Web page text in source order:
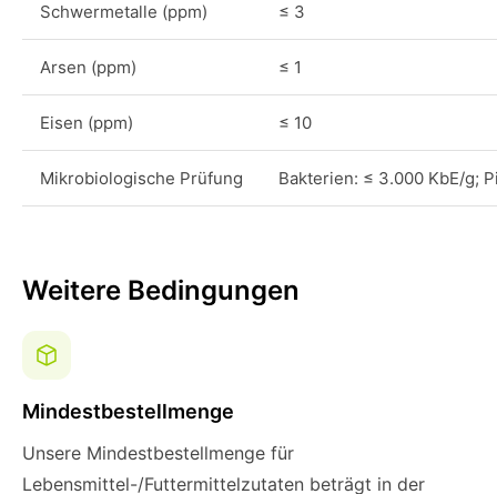
Schwermetalle (ppm) ≤ 3
Arsen (ppm) ≤ 1
Eisen (ppm) ≤ 10
Mikrobiologische Prüfung Bakterien: ≤ 3.000 KbE/g;
Weitere Bedingungen
Mindestbestellmenge
Unsere Mindestbestellmenge für
Lebensmittel-/Futtermittelzutaten beträgt in der